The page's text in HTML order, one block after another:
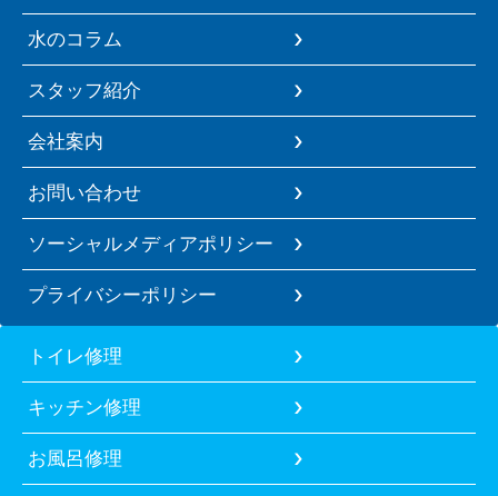
水のコラム
スタッフ紹介
会社案内
お問い合わせ
ソーシャルメディアポリシー
プライバシーポリシー
トイレ修理
キッチン修理
お風呂修理